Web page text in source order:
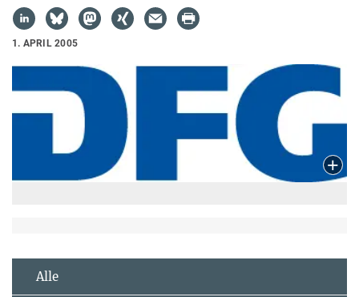
1. APRIL 2005
Alle